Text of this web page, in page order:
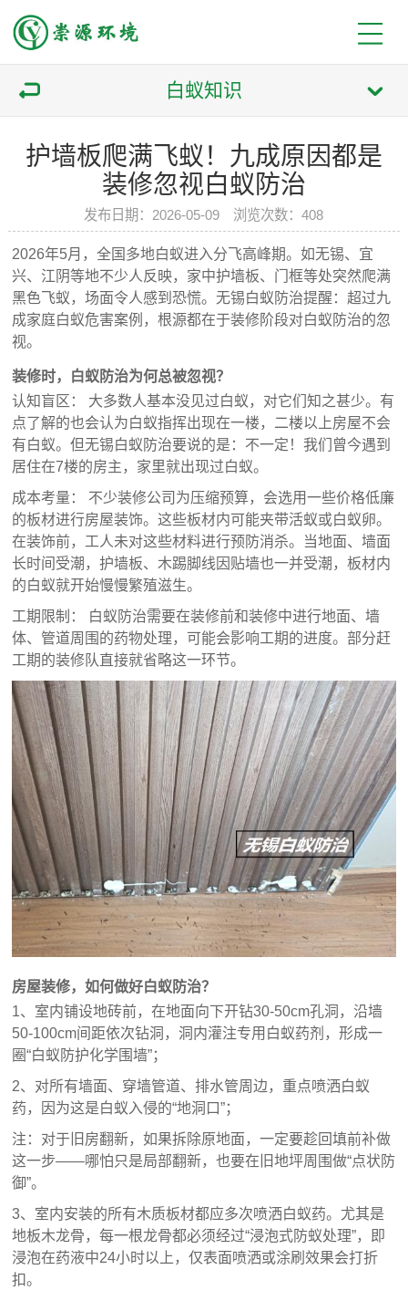
白蚁知识
护墙板爬满飞蚁！九成原因都是
装修忽视白蚁防治
发布日期：2026-05-09 浏览次数：408
2026年5月，全国多地白蚁进入分飞高峰期。如无锡、宜
兴、江阴等地不少人反映，家中护墙板、门框等处突然爬满
黑色飞蚁，场面令人感到恐慌。无锡白蚁防治提醒：超过九
成家庭白蚁危害案例，根源都在于装修阶段对白蚁防治的忽
视。
装修时，白蚁防治为何总被忽视？
认知盲区： 大多数人基本没见过白蚁，对它们知之甚少。有
点了解的也会认为白蚁指挥出现在一楼，二楼以上房屋不会
有白蚁。但无锡白蚁防治要说的是：不一定！我们曾今遇到
居住在7楼的房主，家里就出现过白蚁。
成本考量： 不少装修公司为压缩预算，会选用一些价格低廉
的板材进行房屋装饰。这些板材内可能夹带活蚁或白蚁卵。
在装饰前，工人未对这些材料进行预防消杀。当地面、墙面
长时间受潮，护墙板、木踢脚线因贴墙也一并受潮，板材内
的白蚁就开始慢慢繁殖滋生。
工期限制： 白蚁防治需要在装修前和装修中进行地面、墙
体、管道周围的药物处理，可能会影响工期的进度。部分赶
工期的装修队直接就省略这一环节。
房屋装修，如何做好白蚁防治？
1、室内铺设地砖前，在地面向下开钻30-50cm孔洞，沿墙
50-100cm间距依次钻洞，洞内灌注专用白蚁药剂，形成一
圈“白蚁防护化学围墙”；
2、对所有墙面、穿墙管道、排水管周边，重点喷洒白蚁
药，因为这是白蚁入侵的“地洞口”；
注：对于旧房翻新，如果拆除原地面，一定要趁回填前补做
这一步——哪怕只是局部翻新，也要在旧地坪周围做“点状防
御”。
3、室内安装的所有木质板材都应多次喷洒白蚁药。尤其是
地板木龙骨，每一根龙骨都必须经过“浸泡式防蚁处理”，即
浸泡在药液中24小时以上，仅表面喷洒或涂刷效果会打折
扣。